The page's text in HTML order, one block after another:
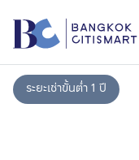
ระยะเช่าขั้นต่ำ 1 ปี